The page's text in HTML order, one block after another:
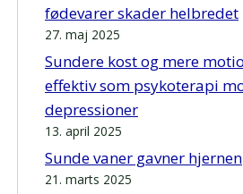
fødevarer skader helbredet
27. maj 2025
Sundere kost og mere
effektiv som psykoterapi
depressioner
13. april 2025
Sunde vaner gavner hjernen
21. marts 2025